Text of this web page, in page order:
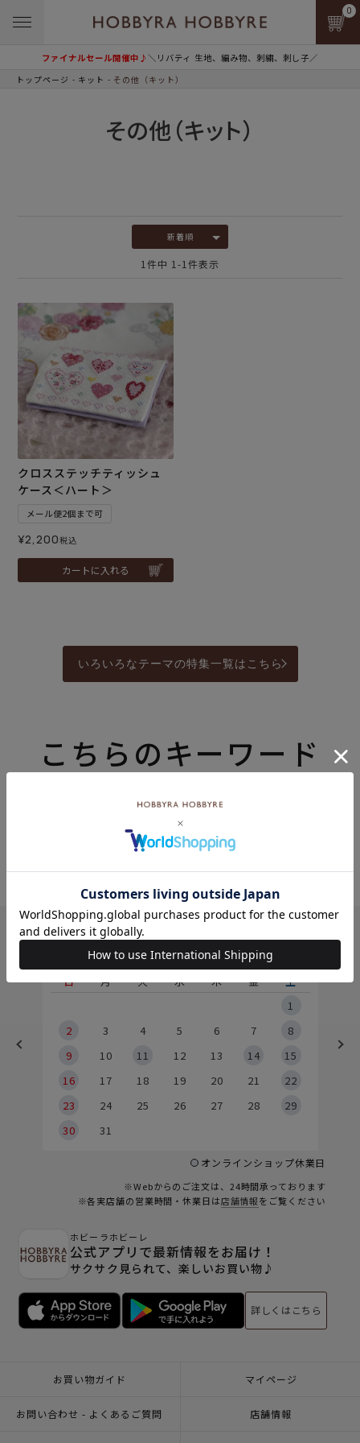
ファイナルセール開催中♪＼リバティ 生地、編み物、刺繍、刺し子／
0
トップページ キット その他（キット）
その他（キット）
新着順
1 件中 1 -1 件表示
クロスステッチティッシュ
ケース＜ハート＞
メール便2個まで可
¥2,200税込
カートに入れる
いろいろなテーマの特集一覧はこちら
こちらのキーワード
もおすすめ
8月
日
月 火 水 木 金
土
1
2
3 4 5 6 7
8
9
10 11 12 13 14
15
16
17 18 19 20 21
22
23
24 25 26 27 28
29
30
31
オンラインショップ休業日
※Webからのご注文は、24時間承っております
※各実店舗の営業時間・休業日は店舗情報をご覧ください
ホビーラホビーレ
公式アプリで最新情報をお届け！
サクサク見られて、楽しいお買い物♪
詳しくはこちら
お買い物ガイド マイページ
お問い合わせ - よくあるご質問 店舗情報